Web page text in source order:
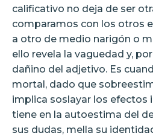
calificativo no deja de ser
comparamos con los otros
a otro de medio narigón o
ello revela la vaguedad y,
dañino del adjetivo. Es
mortal, dado que
implica soslayar los efectos
tiene en la autoestima del
sus dudas, mella su